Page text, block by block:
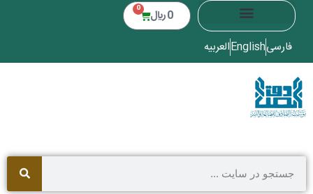
0 ﷼ 0
فارسیEnglishالعربیه